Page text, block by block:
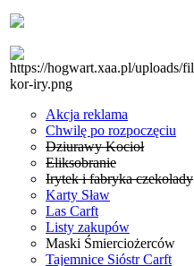
Akcja reklama
Chwilę po rozpoczęciu
Dziurawy Kocioł
Eliksobranie
Irytek i fabryka czekolady
Karty Sław
Las Carft
Listy zakupów
Maski Śmierciożerców
Tajemnice Sióstr Carft